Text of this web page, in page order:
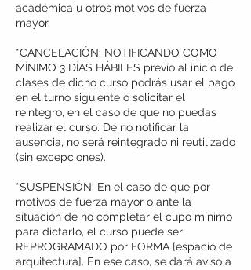
académica u otros motivos de fuerza
mayor.
*CANCELACIÓN: NOTIFICANDO COMO
MÍNIMO 3 DÍAS HÁBILES previo al inicio de
clases de dicho curso podrás usar el pago
en el turno siguiente o solicitar el
reintegro, en el caso de que no puedas
realizar el curso. De no notificar la
ausencia, no será reintegrado ni reutilizado
(sin excepciones).
*SUSPENSIÓN: En el caso de que por
motivos de fuerza mayor o ante la
situación de no completar el cupo mínimo
para dictarlo, el curso puede ser
REPROGRAMADO por FORMA [espacio de
arquitectura]. En ese caso, se dará aviso a